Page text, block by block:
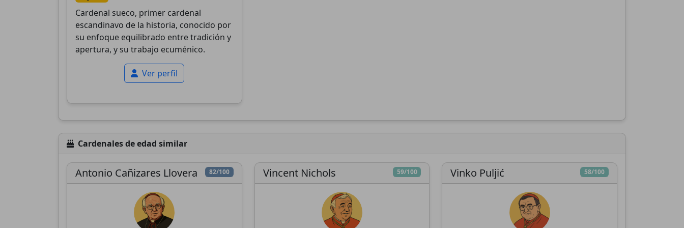
Cardenal sueco, primer cardenal
escandinavo de la historia, conocido por
su enfoque equilibrado entre tradición y
apertura, y su trabajo ecuménico.
Ver perfil
Cardenales de edad similar
82/100
Antonio Cañizares Llovera 59/100
Vincent Nichols 58/100
Vinko Puljić